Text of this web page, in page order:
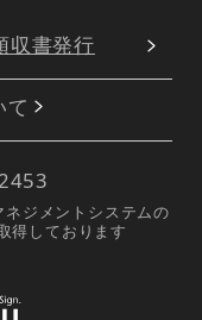
収書発行
て
ジメントシステムの
得しております